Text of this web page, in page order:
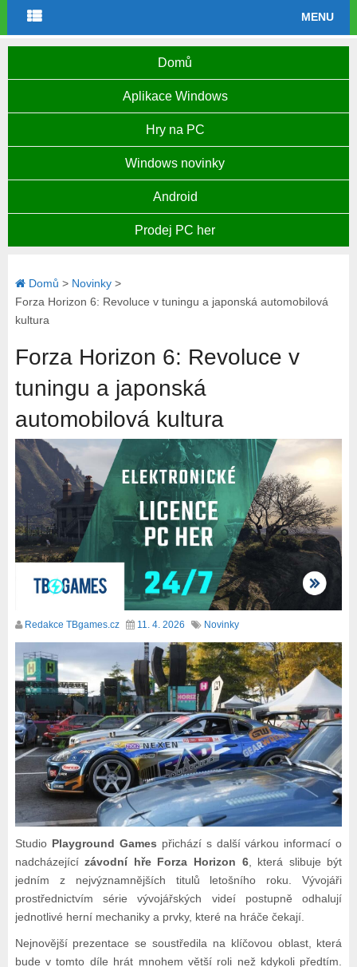
MENU
Domů
Aplikace Windows
Hry na PC
Windows novinky
Android
Prodej PC her
Domů > Novinky>
Forza Horizon 6: Revoluce v tuningu a japonská automobilová
kultura
Forza Horizon 6: Revoluce v
tuningu a japonská
automobilová kultura
Redakce TBgames.cz 11. 4. 2026 Novinky
Studio Playground Games přichází s další várkou informací o
nadcházejícízávodní hře Forza Horizon 6, která slibuje být
jedním z nejvýznamnějších titulů letošního roku. Vývojáři
prostřednictvím série vývojářských videí postupně odhalují
jednotlivé herní mechaniky a prvky, které na hráče čekají.
Nejnovější prezentace se soustředila na klíčovou oblast, která
bude v tomto díle hrát mnohem větší roli než kdykoli předtím.